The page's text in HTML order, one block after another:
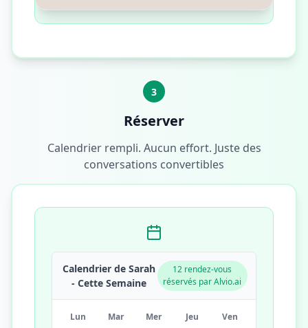
3
Réserver
Calendrier rempli. Aucun effort. Juste des
conversations convertibles
Calendrier de Sarah
- Cette Semaine
12 rendez-vous
réservés par Alvio.ai
Lun Mar Mer Jeu
Ven